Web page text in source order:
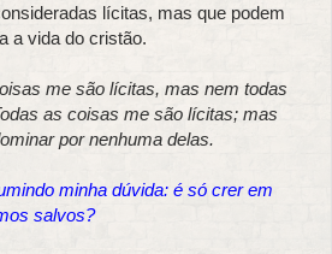
lícitas, mas que podem
a vida do cristão.
me são lícitas, mas nem todas
as coisas me são lícitas; mas
por nenhuma delas.
minha dúvida: é só crer em
salvos?